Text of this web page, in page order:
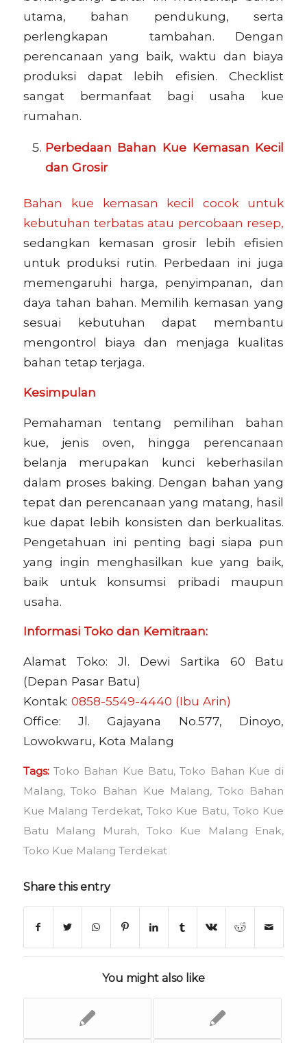
utama, bahan pendukung, serta
perlengkapan tambahan. Dengan
perencanaan yang baik, waktu dan biaya
produksi dapat lebih efisien. Checklist
sangat bermanfaat bagi usaha kue
rumahan.
Perbedaan Bahan Kue Kemasan Kecil
dan Grosir
Bahan kue kemasan kecil cocok untuk
kebutuhan terbatas atau percobaan resep,
sedangkan kemasan grosir lebih efisien
untuk produksi rutin. Perbedaan ini juga
memengaruhi harga, penyimpanan, dan
daya tahan bahan. Memilih kemasan yang
sesuai kebutuhan dapat membantu
mengontrol biaya dan menjaga kualitas
bahan tetap terjaga.
Kesimpulan
Pemahaman tentang pemilihan bahan
kue, jenis oven, hingga perencanaan
belanja merupakan kunci keberhasilan
dalam proses baking. Dengan bahan yang
tepat dan perencanaan yang matang, hasil
kue dapat lebih konsisten dan berkualitas.
Pengetahuan ini penting bagi siapa pun
yang ingin menghasilkan kue yang baik,
baik untuk konsumsi pribadi maupun
usaha.
Informasi Toko dan Kemitraan:
Alamat Toko: Jl. Dewi Sartika 60 Batu
(Depan Pasar Batu)
Kontak: 0858-5549-4440 (Ibu Arin)
Office: Jl. Gajayana No.577, Dinoyo,
Lowokwaru, Kota Malang
Tags: Toko Bahan Kue Batu,Toko Bahan Kue di
Malang,Toko Bahan Kue Malang, Toko Bahan
Kue Malang Terdekat, Toko Kue Batu, Toko Kue
Batu Malang Murah, Toko Kue Malang Enak,
Toko Kue Malang Terdekat
Share this entry
You might also like